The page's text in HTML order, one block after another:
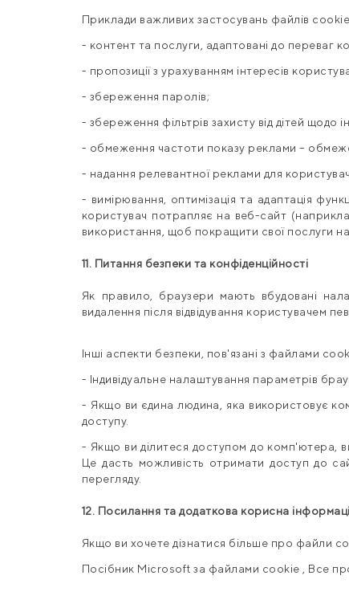
Приклади важливих застосувань файлів
- контент та послуги, адаптовані до переваг
- пропозиції з урахуванням інтересів
- збереження паролів;
- збереження фільтрів захисту від дітей
- обмеження частоти показу реклами –
- надання релевантної реклами для
- вимірювання, оптимізація та адаптація
користувач потрапляє на веб-сайт
використання, щоб покращити свої послуги на
11. Питання безпеки та конфіденційності
Як правило, браузери мають вбудовані
видалення після відвідування користувачем
Інші аспекти безпеки, пов'язані з файлами
- Індивідуальне налаштування параметрів
- Якщо ви єдина людина, яка використовує
доступу.
- Якщо ви ділитеся доступом до комп'ютера,
Це дасть можливість отримати доступ до
перегляду.
12. Посилання та додаткова корисна
Якщо ви хочете дізнатися більше про файли
Посібник Microsoft за файлами cookie Все